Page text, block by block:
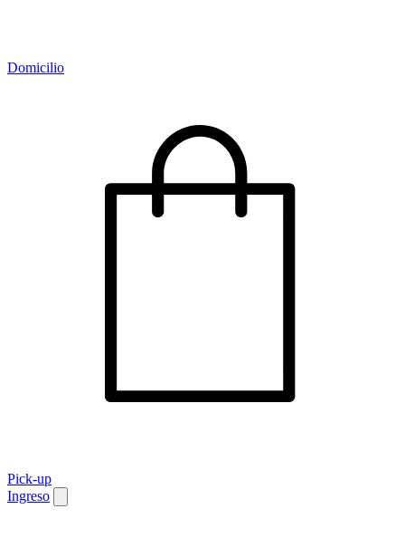
Domicilio
Pick-up
Ingreso